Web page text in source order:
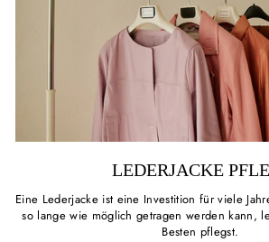
LEDERJACKE
Eine Lederjacke ist eine Investition für viele
so lange wie möglich getragen werden kann,
Besten pflegst.